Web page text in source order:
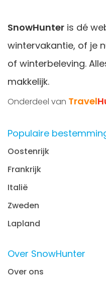
SnowHunter is dé
wintervakantie, of je
of winterbeleving.
makkelijk.
Onderdeel van Travel
Populaire
Oostenrijk
Frankrijk
Italië
Zweden
Lapland
Over SnowHunter
Over ons